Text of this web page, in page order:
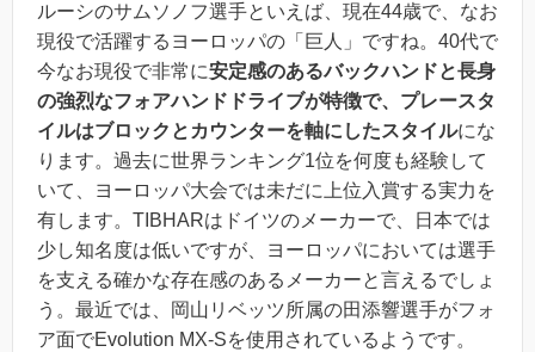
ルーシのサムソノフ選手といえば、現在44歳で、なお
現役で活躍するヨーロッパの「巨人」 ですね。40代で
今なお現役で非常に安定感のあるバックハンドと長身
の強烈なフォアハンドドライブが特徴で、プレースタ
イルはブロックとカウンターを軸にしたスタイルにな
ります。 過去に世界ランキング1位を何度も経験して
いて、ヨーロッパ大会では未だに上位入賞する実力を
有します。TIBHARはドイツのメーカーで、日本では
少し知名度は低いですが、ヨーロッパにおいては選手
を支える確かな存在感のあるメーカーと言えるでしょ
う。最近では、
岡山リベッツ所属の田添響選手がフォ
ア面でEvolution MX-Sを使用 されているようです。